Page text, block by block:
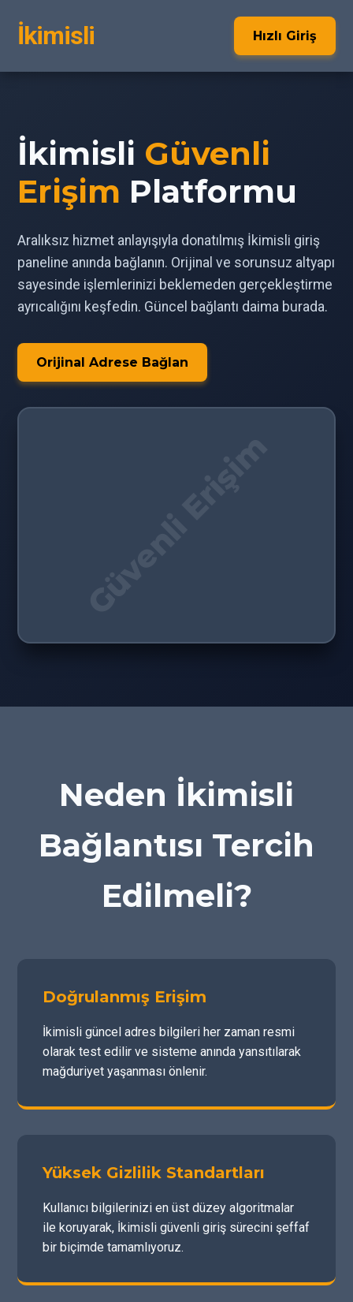
İkimisli Hızlı Giriş
İkimisli Güvenli
Erişim Platformu
Aralıksız hizmet anlayışıyla donatılmış İkimisli giriş
paneline anında bağlanın. Orijinal ve sorunsuz altyapı
sayesinde işlemlerinizi beklemeden gerçekleştirme
ayrıcalığını keşfedin. Güncel bağlantı daima burada.
Orijinal Adrese Bağlan
Neden İkimisli
Bağlantısı Tercih
Edilmeli?
Doğrulanmış Erişim
İkimisli güncel adres bilgileri her zaman resmi
olarak test edilir ve sisteme anında yansıtılarak
mağduriyet yaşanması önlenir.
Yüksek Gizlilik Standartları
Kullanıcı bilgilerinizi en üst düzey algoritmalar
ile koruyarak, İkimisli güvenli giriş sürecini şeffaf
bir biçimde tamamlıyoruz.